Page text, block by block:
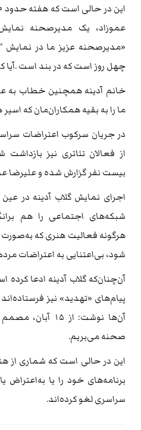
عموزاد، یک مدیرصحنه
«مديرصحنه عزيز ما در نمايش
چهل روز است كه در بند است .آيا
خانم آدینه همچنین خطاب به
ما را به بقيه همكاران‌مان كه
در جریان سرکوب اعتراضات
از فعالان تئاتری نیز
بیست نفر گزارش شده و علیرضا
اجرای نمایش گلاب آدینه در
شبکه‌های اجتماعی را هم
هرگونه فعالیت هنری که
شود، بی‌اعتنایی به اعتراضات
آن‌چنان‌که گلاب آدینه ادعا
پیام‌های «تهدید» نیز
آن‌ها نوشت: از ۱۵
صحنه می‌بریم.
این در حالی است که شماری از
برنامه‌های خود را یا
سراسری لغو کرده‌اند.